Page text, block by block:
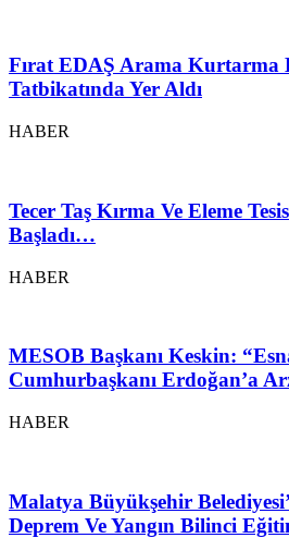
Fırat EDAŞ Arama Kurtarma
Tatbikatında Yer Aldı
HABER
Tecer Taş Kırma Ve Eleme
Başladı…
HABER
MESOB Başkanı Keskin:
Cumhurbaşkanı Erdoğan’a
HABER
Malatya Büyükşehir
Deprem Ve Yangın Bilinci